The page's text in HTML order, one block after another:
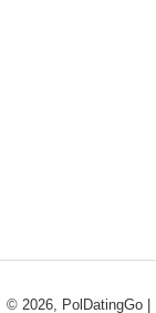
© 2026, PolDatingGo |